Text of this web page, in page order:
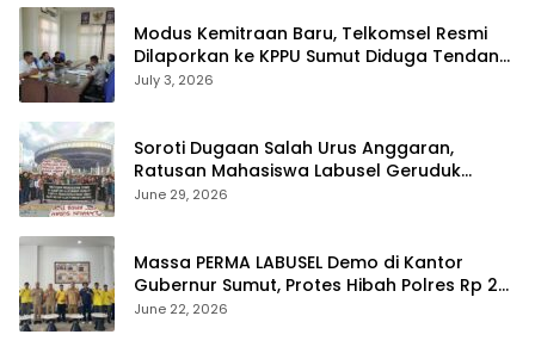
Modus Kemitraan Baru, Telkomsel Resmi
Dilaporkan ke KPPU Sumut Diduga Tendang
Pengusaha Lokal!
July 3, 2026
Soroti Dugaan Salah Urus Anggaran,
Ratusan Mahasiswa Labusel Geruduk
Kantor Gubernur Sumut Desak Pengusutan
June 29, 2026
Massa PERMA LABUSEL Demo di Kantor
Gubernur Sumut, Protes Hibah Polres Rp 25
M-Desak Pilkades
June 22, 2026